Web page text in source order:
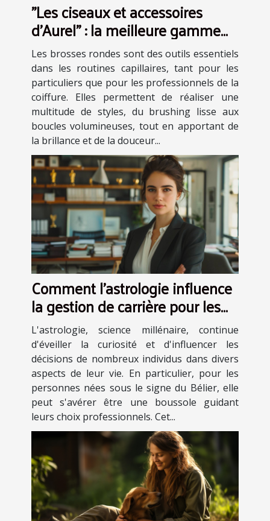
"Les ciseaux et accessoires
d’Aurel" : la meilleure gamme
de brosse ronde en plastique
Les brosses rondes sont des outils essentiels
dans les routines capillaires, tant pour les
particuliers que pour les professionnels de la
coiffure. Elles permettent de réaliser une
multitude de styles, du brushing lisse aux
boucles volumineuses, tout en apportant de
la brillance et de la douceur...
Comment l'astrologie influence
la gestion de carrière pour les
Béliers
L'astrologie, science millénaire, continue
d'éveiller la curiosité et d'influencer les
décisions de nombreux individus dans divers
aspects de leur vie. En particulier, pour les
personnes nées sous le signe du Bélier, elle
peut s'avérer être une boussole guidant
leurs choix professionnels. Cet...